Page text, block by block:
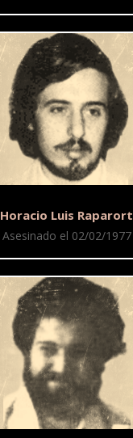
Horacio Luis Raparort
Asesinado el 02/02/1977